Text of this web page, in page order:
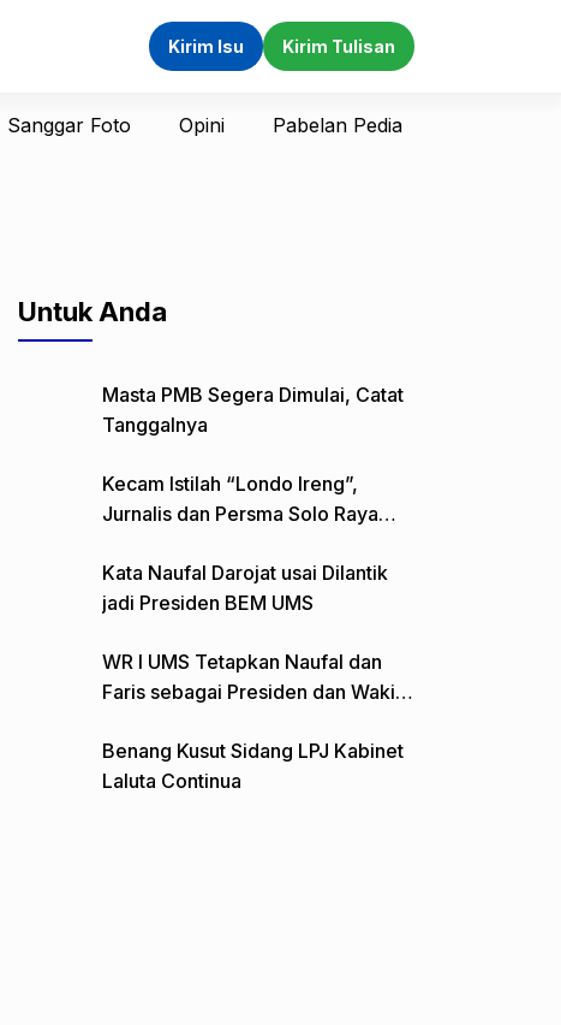
Kirim Isu Kirim Tulisan
Sanggar Foto Opini Pabelan Pedia
Untuk Anda
Masta PMB Segera Dimulai, Catat
Tanggalnya
Kecam Istilah “Londo Ireng”,
Jurnalis dan Persma Solo Raya
Kata Naufal Darojat usai Dilantik
jadi Presiden BEM UMS
WR I UMS Tetapkan Naufal dan
Faris sebagai Presiden dan Wakil
Benang Kusut Sidang LPJ Kabinet
Laluta Continua